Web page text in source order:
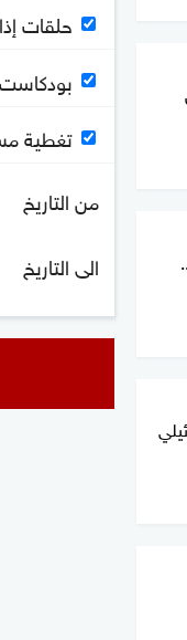
حلقات
بودكاست
تغطية
من التاريخ
الى التاريخ